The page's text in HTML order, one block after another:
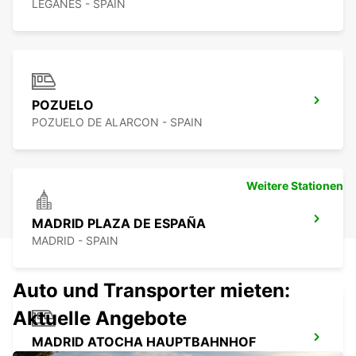
LEGANES - SPAIN
POZUELO
POZUELO DE ALARCON - SPAIN
MADRID PLAZA DE ESPAÑA
MADRID - SPAIN
MADRID ATOCHA HAUPTBAHNHOF
Weitere Stationen
Auto und Transporter mieten:
Aktuelle Angebote